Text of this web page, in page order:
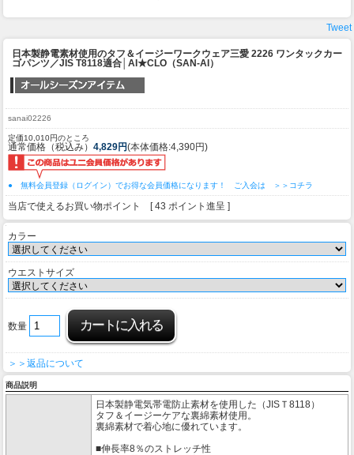
Tweet
日本製静電素材使用のタフ＆イージーワークウェア三愛 2226 ワンタックカー
ゴパンツ／JIS T8118適合│AI★CLO（SAN-AI）
sanai02226
定価10,010円のところ
通常価格（税込み） 4,829円(本体価格:4,390円)
● 無料会員登録（ログイン）でお得な会員価格になります！ ご入会は ＞＞コチラ
当店で使えるお買い物ポイント [ 43 ポイント進呈 ]
カラー
ウエストサイズ
数量
＞＞返品について
商品説明
日本製静電気帯電防止素材を使用した（JISＴ8118）
タフ＆イージーケアな裏綿素材使用。
裏綿素材で着心地に優れています。
■伸長率8％のストレッチ性